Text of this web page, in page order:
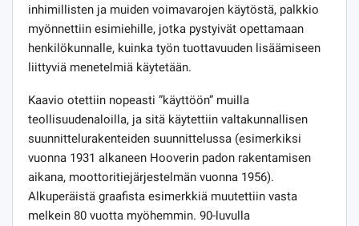
inhimillisten ja muiden voimavarojen käytöstä, palkkio
myönnettiin esimiehille, jotka pystyivät opettamaan
henkilökunnalle, kuinka työn tuottavuuden lisäämiseen
liittyviä menetelmiä käytetään.
Kaavio otettiin nopeasti ”käyttöön” muilla
teollisuudenaloilla, ja sitä käytettiin valtakunnallisen
suunnittelurakenteiden suunnittelussa (esimerkiksi
vuonna 1931 alkaneen Hooverin padon rakentamisen
aikana, moottoritiejärjestelmän vuonna 1956).
Alkuperäistä graafista esimerkkiä muutettiin vasta
melkein 80 vuotta myöhemmin. 90-luvulla